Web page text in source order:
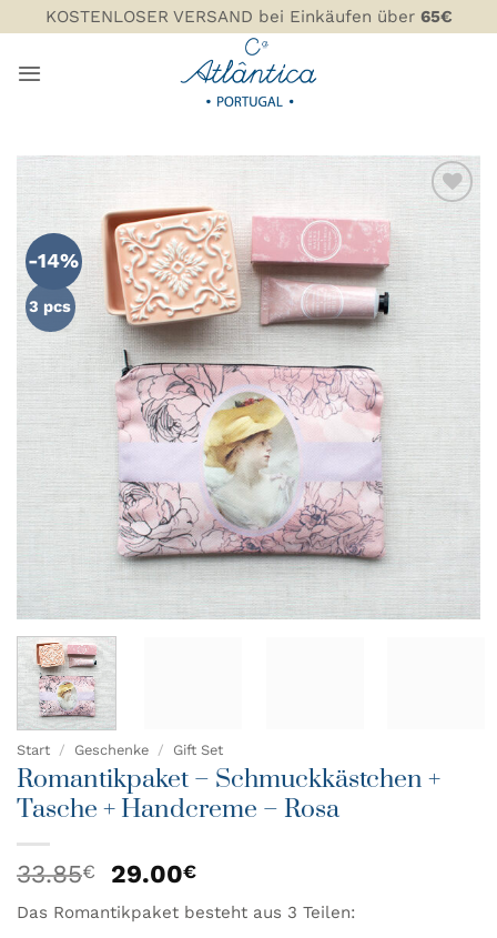
Inhalt
springen
KOSTENLOSER VERSAND bei Einkäufen über 65€
-14%
3 pcs
ZU MEINER
WUNSCHLISTE
HINZUFÜGEN
Start / Geschenke / Gift Set
Romantikpaket – Schmuckkästchen +
Tasche + Handcreme – Rosa
33.85€
Ursprünglicher
war:
29.00€Aktueller
ist:
Das Romantikpaket besteht aus 3 Teilen: